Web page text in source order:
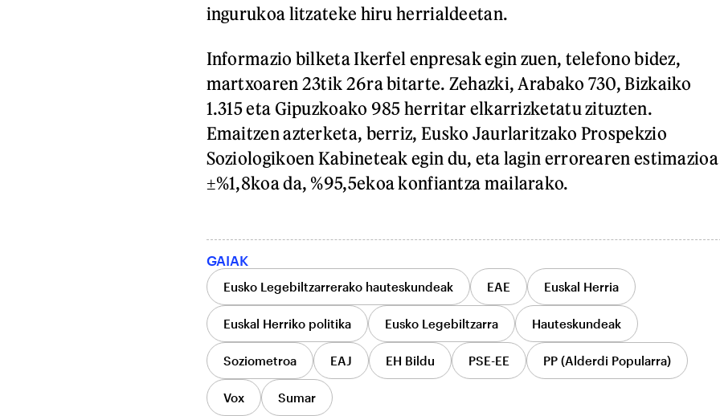
ingurukoa litzateke hiru herrialdeetan.
Informazio bilketa Ikerfel enpresak egin zuen, telefono bidez,
martxoaren 23tik 26ra bitarte. Zehazki, Arabako 730, Bizkaiko
1.315 eta Gipuzkoako 985 herritar elkarrizketatu zituzten.
Emaitzen azterketa, berriz, Eusko Jaurlaritzako Prospekzio
Soziologikoen Kabineteak egin du, eta lagin errorearen estimazioa
±%1,8koa da, %95,5ekoa konfiantza mailarako.
GAIAK
Eusko Legebiltzarrerako hauteskundeak EAE Euskal Herria
Euskal Herriko politika Eusko Legebiltzarra Hauteskundeak
Soziometroa EAJ EH Bildu PSE-EE PP (Alderdi Popularra)
Vox Sumar